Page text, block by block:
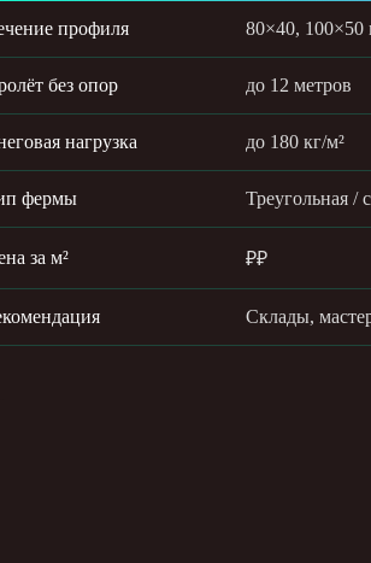
профиля 80×40, 100×50
без опор до 12 метров
нагрузка до 180 кг/м²
фермы Треугольная /
за м² ₽₽
Склады,